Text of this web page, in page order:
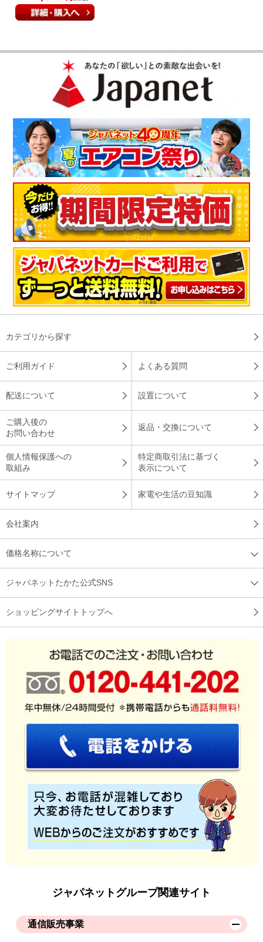
カテゴリから探す
ご利用ガイド よくある質問
配送について 設置について
ご購入後の
お問い合わせ
返品・交換について
個人情報保護への
取組み
特定商取引法に基づく
表示について
サイトマップ 家電や生活の豆知識
会社案内
価格名称について
ジャパネットたかた公式SNS
ショッピングサイトトップへ
ジャパネットグループ関連サイト
通信販売事業